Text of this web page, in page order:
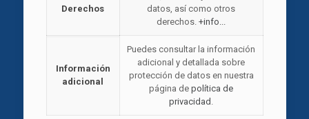
Derechos
datos, así como otros
derechos. +info...
Información
adicional
Puedes consultar la información
adicional y detallada sobre
protección de datos en nuestra
página de política de
privacidad .